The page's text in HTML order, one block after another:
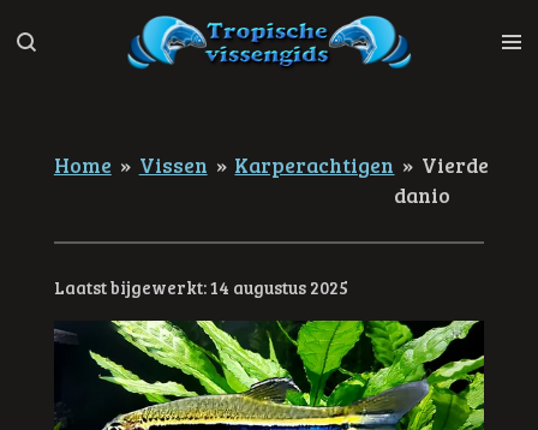
direct
Home » Vissen » Karperachtigen » Vierde
danio
Laatst bijgewerkt: 14 augustus 2025